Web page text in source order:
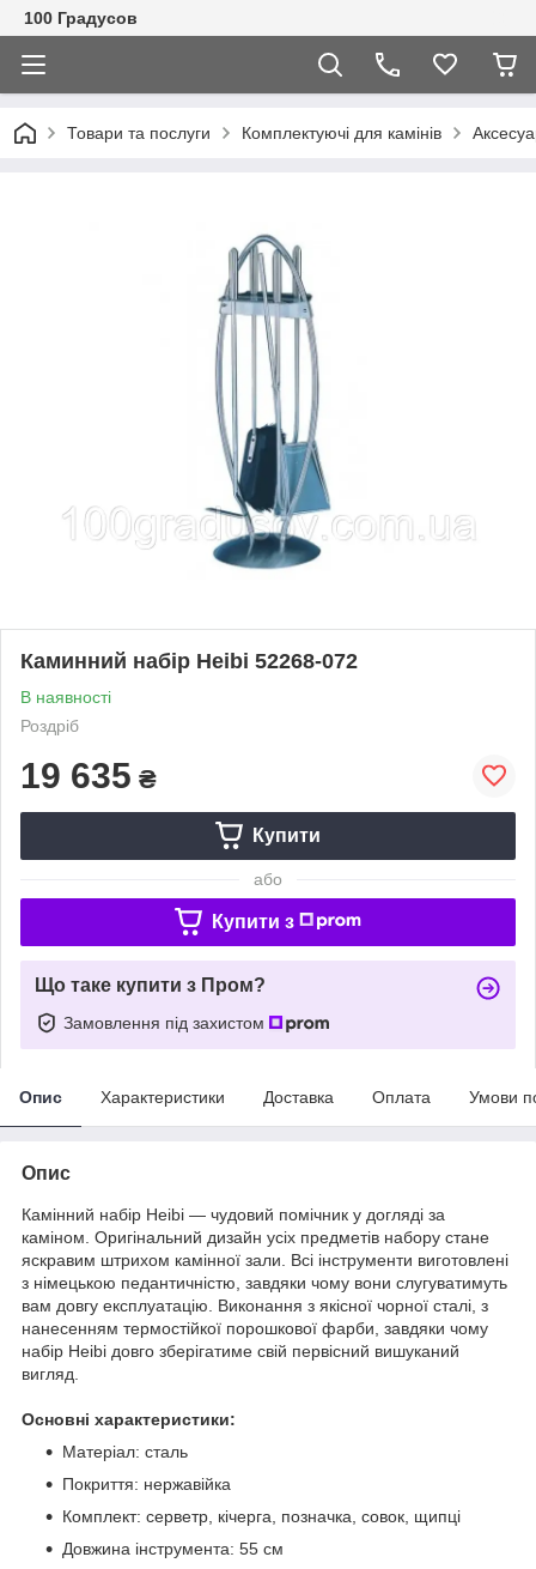
100 Градусов
Товари та послуги Комплектуючі для камінів
Каминний набір Heibi 52268-072
В наявності
Роздріб
19 635 ₴
Купити
або
Купити з
Що таке купити з Пром?
Замовлення під захистом
Опис Характеристики Доставка Оплата Умови
Опис
Камінний набір Heibi — чудовий помічник у догляді за
каміном. Оригінальний дизайн усіх предметів набору стане
яскравим штрихом камінної зали. Всі інструменти виготовлені
з німецькою педантичністю, завдяки чому вони слугуватимуть
вам довгу експлуатацію. Виконання з якісної чорної сталі, з
нанесенням термостійкої порошкової фарби, завдяки чому
набір Heibi довго зберігатиме свій первісний вишуканий
вигляд.
Основні характеристики:
Матеріал: сталь
Покриття: нержавійка
Комплект: серветр, кічерга, позначка, совок, щипці
Довжина інструмента: 55 см